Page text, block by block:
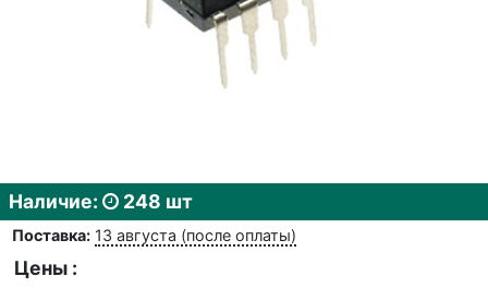
Наличие: 248 шт
Поставка: 13 августа (после оплаты)
Цены :